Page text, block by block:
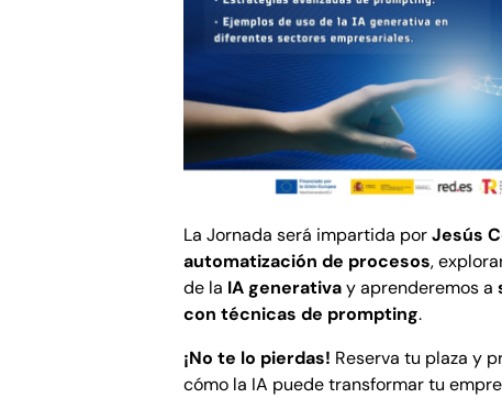
La Jornada será impartida porJesús
automatización de procesos,
de la IA generativay aprenderemos a
con técnicas de prompting.
¡No te lo pierdas! Reserva tu plaza y
cómo la IA puede transformar tu